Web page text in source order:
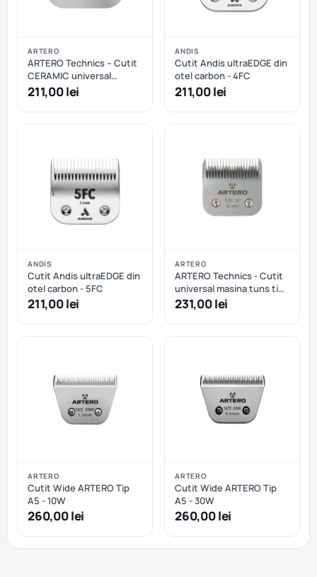
ARTERO
ARTERO Technics – Cutit
CERAMIC universal
masina tuns tip A5 nr.30 –
0,5mm
211,00 lei
ANDIS
Cutit Andis ultraEDGE din
otel carbon - 4FC
211,00 lei
ANDIS
Cutit Andis ultraEDGE din
otel carbon - 5FC
211,00 lei
ARTERO
ARTERO Technics - Cutit
universal masina tuns tip
A5 nr.5F - 6mm
231,00 lei
ARTERO
Cutit Wide ARTERO Tip
A5 - 10W
260,00 lei
ARTERO
Cutit Wide ARTERO Tip
A5 - 30W
260,00 lei